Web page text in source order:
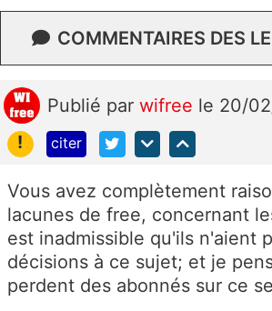
COMMENTAIRES DES
Publié par wifree le 20/
!
citer
Vous avez complètement
lacunes de free, concernant
est inadmissible qu'ils n'aient
décisions à ce sujet; et je
perdent des abonnés sur ce